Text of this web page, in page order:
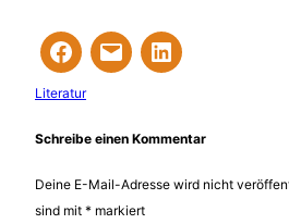
Literatur
Schreibe einen Kommentar
Deine E-Mail-Adresse wird nicht
sind mit * markiert